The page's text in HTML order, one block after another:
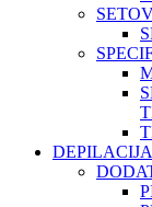
DEPILACIJA